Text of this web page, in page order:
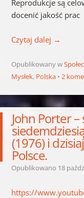
Reprodukcje są
docenić jakość prac
Czytaj dalej →
Opublikowany w
Mysłek, Polska 2
John Porter
(1976) i
Polsce.
Opublikowano 18
https://